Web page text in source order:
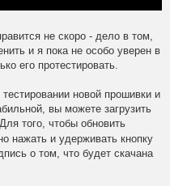
не скоро - дело в том,
и я пока не особо уверен в
его протестировать.
новой прошивки и
вы можете загрузить
того, чтобы обновить
нажать и удерживать кнопку
о том, что будет скачана